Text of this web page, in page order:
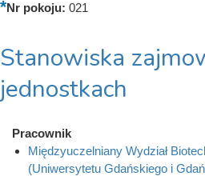
Nr pokoju: 021
Stanowiska
jednostkach
Pracownik
Międzyuczelniany Wydział
(Uniwersytetu Gdańskiego i